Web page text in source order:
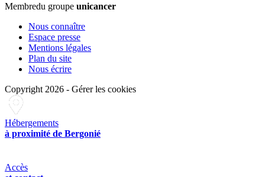
Membredu groupe unicancer
Nous connaître
Espace presse
Mentions légales
Plan du site
Nous écrire
Copyright 2026 - Gérer les cookies
Hébergements
à proximité de Bergonié
Accès